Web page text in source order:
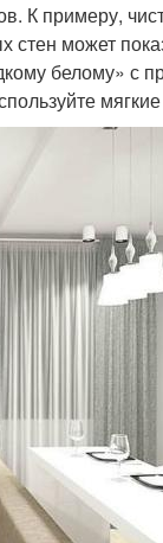
К примеру,
может
белому» с